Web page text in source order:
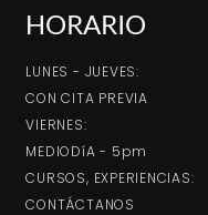
HORARIO
LUNES - JUEVES:
CON CITA PREVIA
VIERNES:
MEDIODíA - 5pm
CURSOS, EXPERIENCIAS:
CONTÁCTANOS